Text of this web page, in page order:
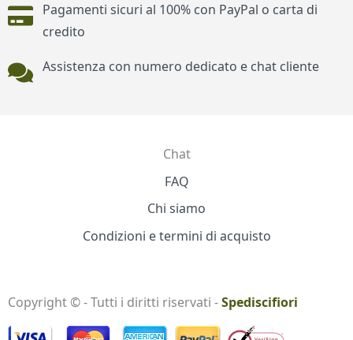
Pagamenti sicuri al 100% con PayPal o carta di
credito
Assistenza con numero dedicato e chat cliente
Chat
FAQ
Chi siamo
Condizioni e termini di acquisto
Copyright © - Tutti i diritti riservati -Spediscifiori